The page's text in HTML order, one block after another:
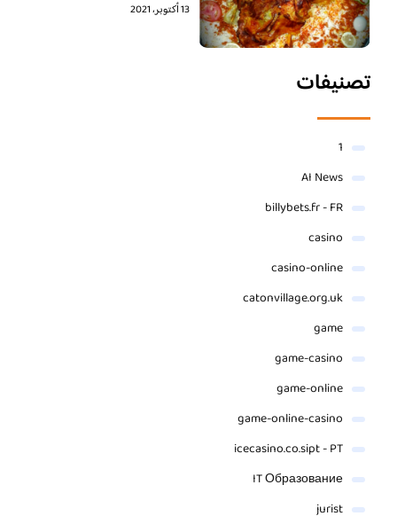
13 أكتوبر، 2021
تصنيفات
1
AI News
billybets.fr - FR
casino
casino-online
catonvillage.org.uk
game
game-casino
game-online
game-online-casino
icecasino.co.sipt - PT
IT Образование
jurist